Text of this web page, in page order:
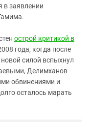
в заявлении
острой критикой в
года, когда после
новой силой вспыхнул
Делимханов
обвинениями и
осталось марать